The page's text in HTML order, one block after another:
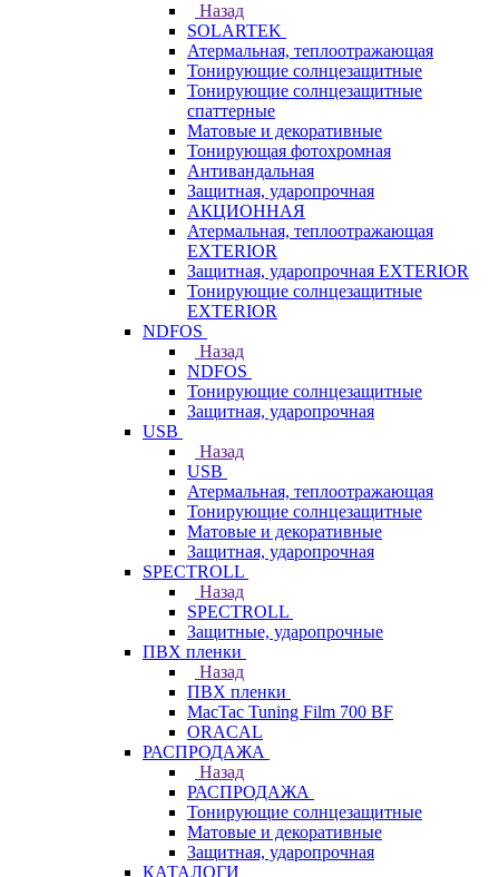
Назад
SOLARTEK
Атермальная, теплоотражающая
Тонирующие солнцезащитные
Тонирующие солнцезащитные
спаттерные
Матовые и декоративные
Тонирующая фотохромная
Антивандальная
Защитная, ударопрочная
АКЦИОННАЯ
Атермальная, теплоотражающая
EXTERIOR
Защитная, ударопрочная EXTERIOR
Тонирующие солнцезащитные
EXTERIOR
NDFOS
Назад
NDFOS
Тонирующие солнцезащитные
Защитная, ударопрочная
USB
Назад
USB
Атермальная, теплоотражающая
Тонирующие солнцезащитные
Матовые и декоративные
Защитная, ударопрочная
SPECTROLL
Назад
SPECTROLL
Защитные, ударопрочные
ПВХ пленки
Назад
ПВХ пленки
MacTac Tuning Film 700 BF
ORACAL
РАСПРОДАЖА
Назад
РАСПРОДАЖА
Тонирующие солнцезащитные
Матовые и декоративные
Защитная, ударопрочная
КАТАЛОГИ